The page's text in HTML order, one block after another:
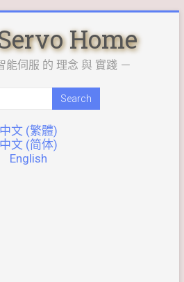
Home
的 理念 與 實踐 －
中文 (繁體)
中文 (简体)
English